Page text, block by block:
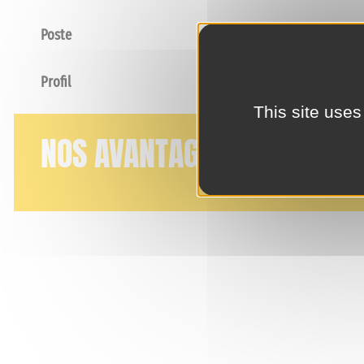
Poste
Profil
NOS AVANTAGES
This site